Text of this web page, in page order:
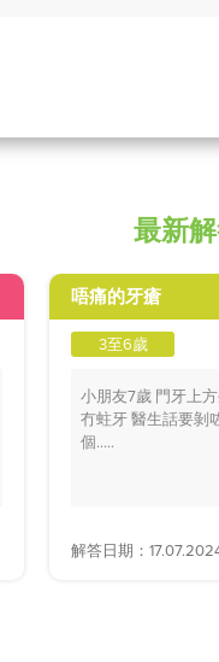
最新
唔痛的牙瘡
3至6歲
小朋友7歲 門牙上
冇蛀牙 醫生話要剝
個.....
解答日期：